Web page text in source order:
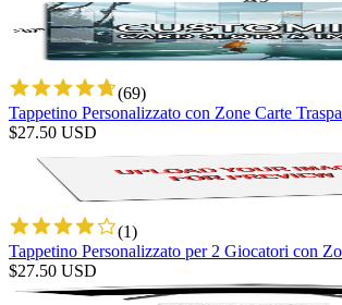
(69)
Tappetino Personalizzato con Zone Carte
$27.50 USD
(1)
Tappetino Personalizzato per 2 Giocatori con
$27.50 USD